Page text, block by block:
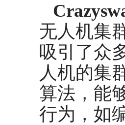
无人机集
吸引了众
人机的集
算法，能
行为，如